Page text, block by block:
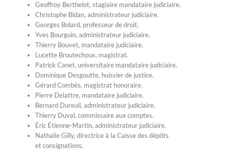
Geoffroy Berthelot, stagiaire mandataire judiciaire.
Christophe Bidan, administrateur judiciaire.
Georges Bolard, professeur de droit.
Yves Bourgoin, administrateur judiciaire.
Thierry Bouvet, mandataire judiciaire.
Lucette Broutechoux, magistrat.
Patrick Canet, universitaire mandataire judiciaire.
Dominique Desgoutte, huissier de justice.
Gérard Combès, magistrat honoraire.
Pierre Delattre, mandataire judiciaire.
Bernard Dureuil, administrateur judiciaire.
Thierry Duval, commissaire aux comptes.
Éric Étienne-Martin, administrateur judiciaire.
Nathalie Gilly, directrice à la Caisse des dépôts
et consignations.